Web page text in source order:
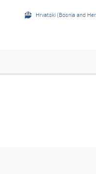
Hrvatski (Bosnia and